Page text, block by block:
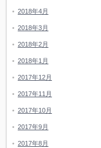
2018年4月
2018年3月
2018年2月
2018年1月
2017年12月
2017年11月
2017年10月
2017年9月
2017年8月